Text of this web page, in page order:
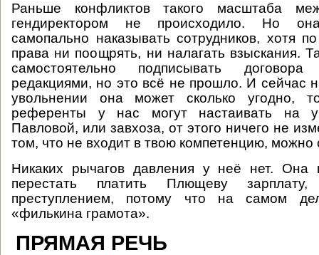
Раньше конфликтов такого масштаба
гендиректором не происходило. Но
самопально наказывать сотрудников, хотя
права ни поощрять, ни налагать взыскания.
самостоятельно подписывать
редакциями, но это всё не прошло. И сейчас
увольнении она может сколько угодно,
референты у нас могут настаивать на
Павловой, или завхоза, от этого ничего не
том, что не входит в твою компетенцию, можно
Никаких рычагов давления у неё нет. Она
перестать платить Плющеву
преступлением, потому что на самом
«филькина грамота».
ПРЯМАЯ РЕЧЬ